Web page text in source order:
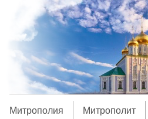
Митрополия Митрополит